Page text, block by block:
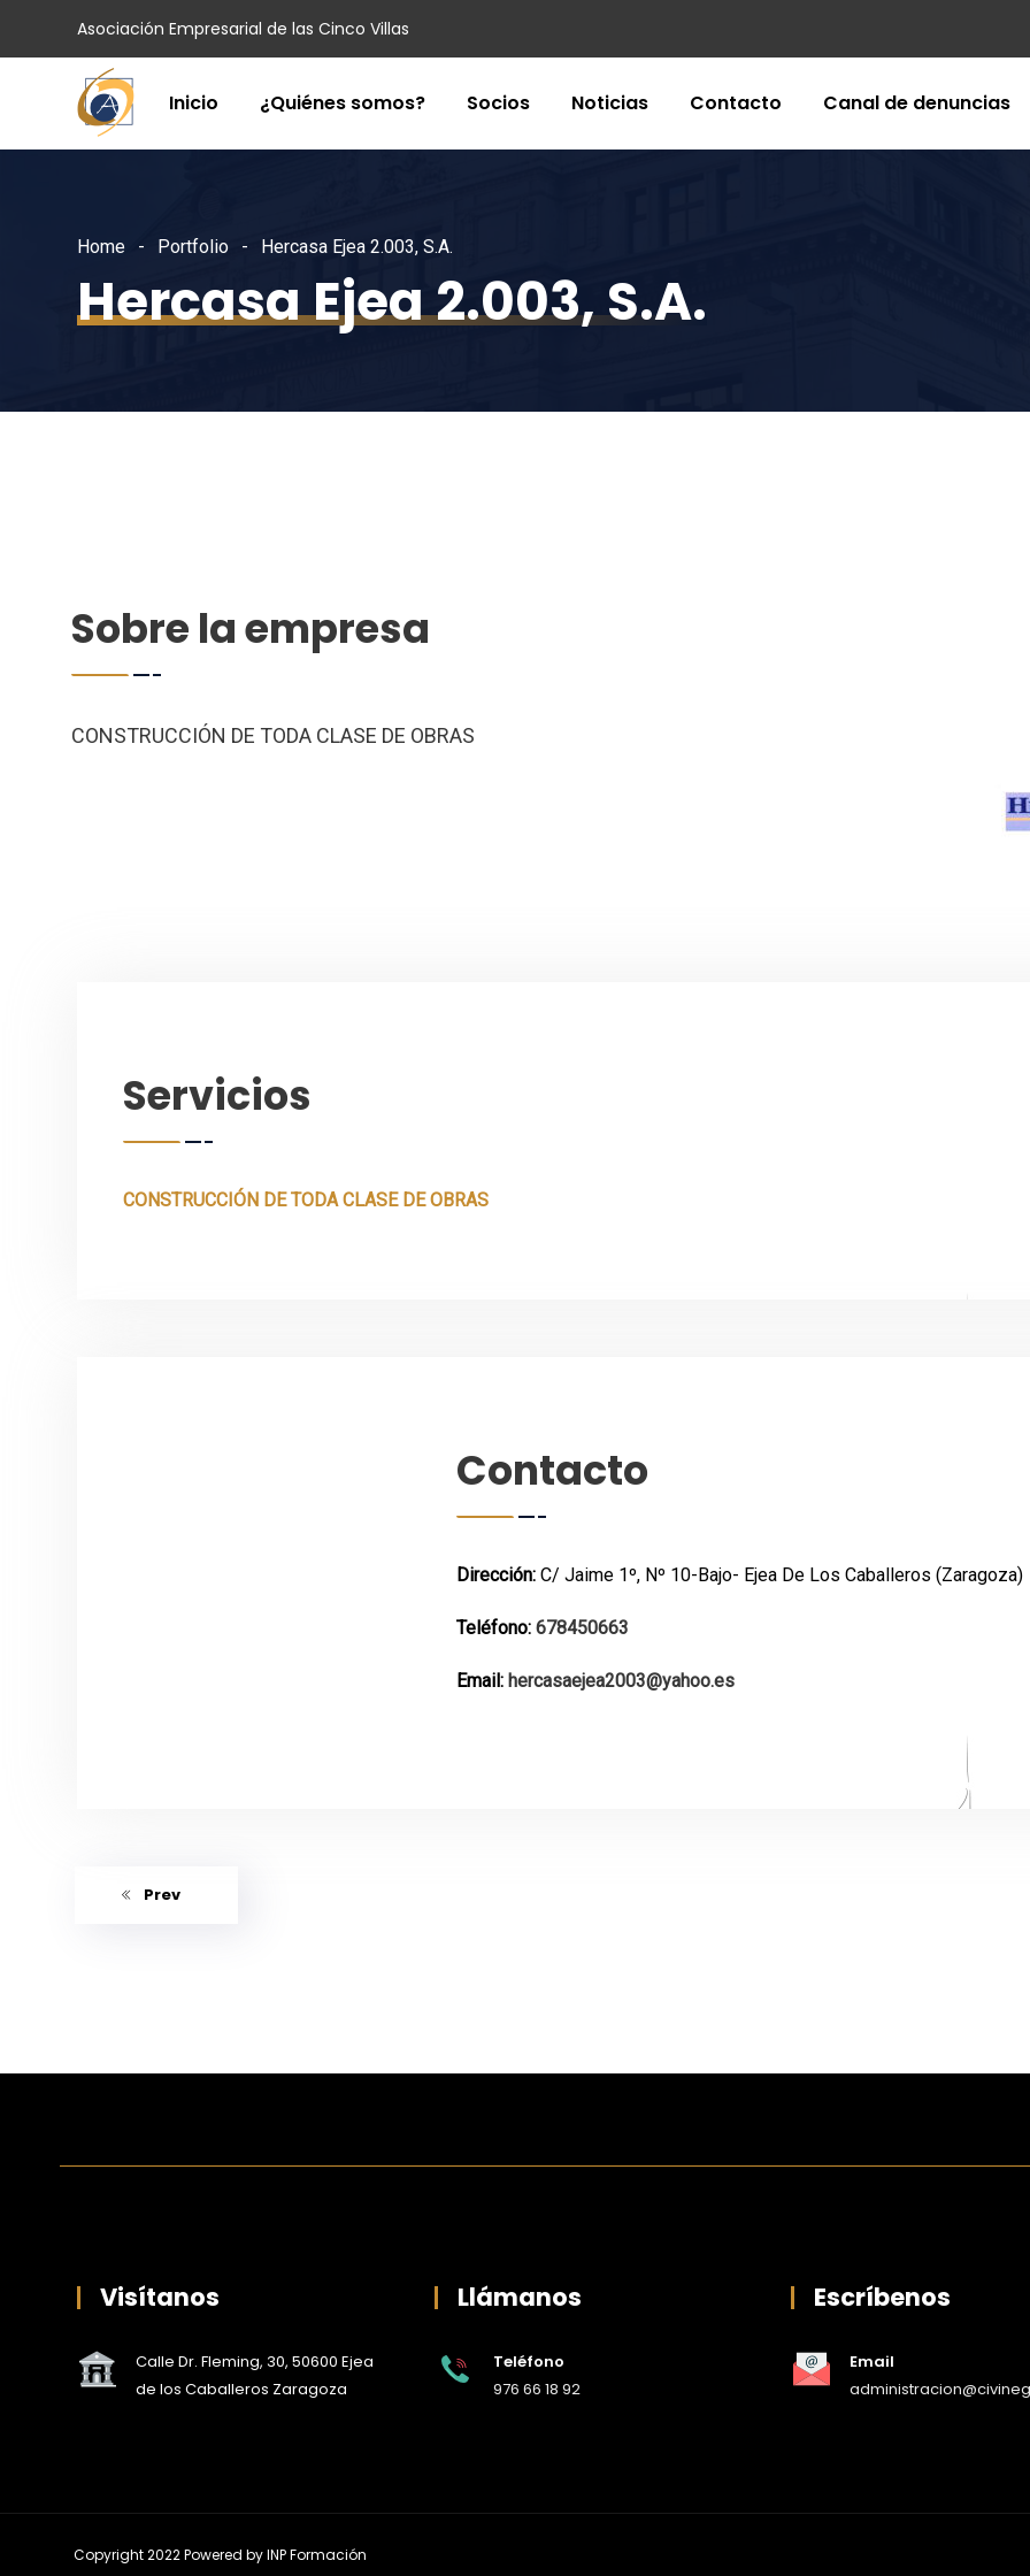
Asociación Empresarial de las Cinco Villas
Inicio ¿Quiénes somos? Socios Noticias Contacto Canal de denuncias
Home Portfolio Hercasa Ejea 2.003, S.A.
Hercasa Ejea 2.003, S.A.
Sobre la empresa
CONSTRUCCIÓN DE TODA CLASE DE OBRAS
Servicios
CONSTRUCCIÓN DE TODA CLASE DE OBRAS
Contacto
Dirección: C/ Jaime 1º, Nº 10-Bajo- Ejea De Los Caballeros (Zaragoza)
Teléfono: 678450663
Email: hercasaejea2003@yahoo.es
Prev
Visítanos
Calle Dr. Fleming, 30, 50600 Ejea
de los Caballeros Zaragoza
Llámanos
Teléfono
976 66 18 92
Escríbenos
Email
Copyright 2022 Powered byINP Formación